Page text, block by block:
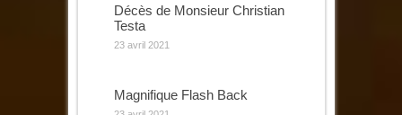
Décès de Monsieur Christian
Testa
23 avril 2021
Magnifique Flash Back